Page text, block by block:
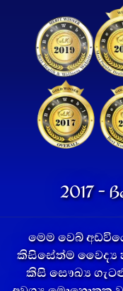
2017 -
මෙම වෙබ්
කිසිසේත්ම වෛද්‍ය
කිසි සෞඛ්‍ය